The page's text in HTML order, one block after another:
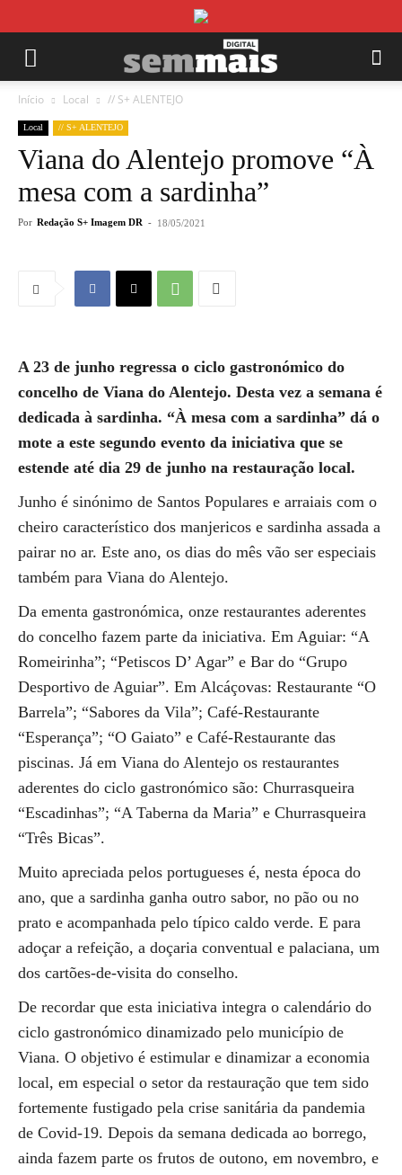
Início Local // S+ ALENTEJO
Local // S+ ALENTEJO
Viana do Alentejo promove “À
mesa com a sardinha”
Por Redação S+ Imagem DR - 18/05/2021
A 23 de junho regressa o ciclo gastronómico do
concelho de Viana do Alentejo. Desta vez a semana é
dedicada à sardinha. “À mesa com a sardinha” dá o
mote a este segundo evento da iniciativa que se
estende até dia 29 de junho na restauração local.
Junho é sinónimo de Santos Populares e arraiais com o
cheiro característico dos manjericos e sardinha assada a
pairar no ar. Este ano, os dias do mês vão ser especiais
também para Viana do Alentejo.
Da ementa gastronómica, onze restaurantes aderentes
do concelho fazem parte da iniciativa. Em Aguiar: “A
Romeirinha”; “Petiscos D’ Agar” e Bar do “Grupo
Desportivo de Aguiar”. Em Alcáçovas: Restaurante “O
Barrela”; “Sabores da Vila”; Café-Restaurante
“Esperança”; “O Gaiato” e Café-Restaurante das
piscinas. Já em Viana do Alentejo os restaurantes
aderentes do ciclo gastronómico são: Churrasqueira
“Escadinhas”; “A Taberna da Maria” e Churrasqueira
“Três Bicas”.
Muito apreciada pelos portugueses é, nesta época do
ano, que a sardinha ganha outro sabor, no pão ou no
prato e acompanhada pelo típico caldo verde. E para
adoçar a refeição, a doçaria conventual e palaciana, um
dos cartões-de-visita do conselho.
De recordar que esta iniciativa integra o calendário do
ciclo gastronómico dinamizado pelo município de
Viana. O objetivo é estimular e dinamizar a economia
local, em especial o setor da restauração que tem sido
fortemente fustigado pela crise sanitária da pandemia
de Covid-19. Depois da semana dedicada ao borrego,
ainda fazem parte os frutos de outono, em novembro, e